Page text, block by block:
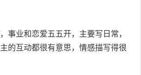
事业和恋爱五五开，主要写日常，
的互动都很有意思，情感描写得很